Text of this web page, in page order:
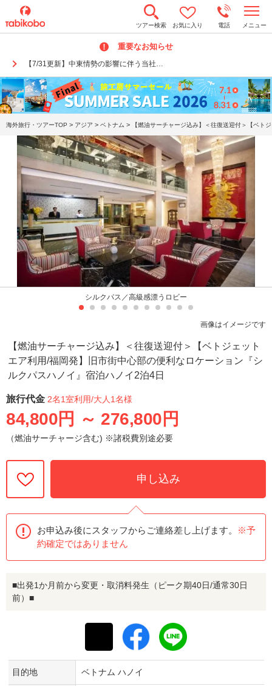
ツアー検索 お気に入り 電話 メニュー
重要なお知らせ
【7/31更新】中東情勢の影響に伴う当社…
o
n
a
v
i
g
a
t
i
o
海外旅行・ツアーTOP > アジア > ベトナム > 【燃油サーチャージ込み】＜往復送迎付＞【ベ
シルクパス／高級感漂うロビー
画像はイメージです
【燃油サーチャージ込み】＜往復送迎付＞【ベトジェット
エア利用/福岡発】旧市街中心部の便利なロケーション『シ
ルクパスハノイ』宿泊ハノイ2泊4日
旅行代金 2名1室利用/大人1名様
84,800円 ～ 276,800円
（燃油サーチャージ含む) ※諸税費別途必要
申し込み
お申込み後にスタッフからご連絡差し上げます。
※予
約確定ではありません
■出発1か月前から変更・取消料発生（ピーク期40日/通常30日
前）■
目的地 ベトナム ハノイ